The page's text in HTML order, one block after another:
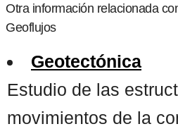
Otra información relacionada
Geoflujos
Geotectónica
Estudio de las
movimientos de la